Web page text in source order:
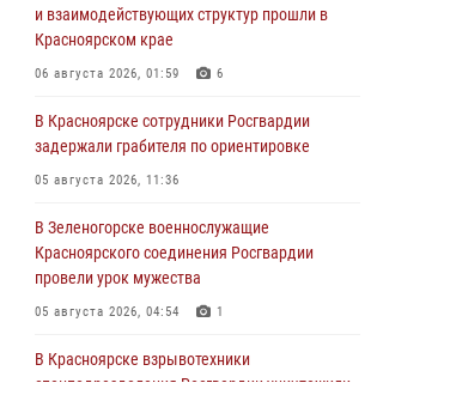
и взаимодействующих структур прошли в
Красноярском крае
06 августа 2026, 01:59 6
В Красноярске сотрудники Росгвардии
задержали грабителя по ориентировке
05 августа 2026, 11:36
В Зеленогорске военнослужащие
Красноярского соединения Росгвардии
провели урок мужества
05 августа 2026, 04:54 1
В Красноярске взрывотехники
спецподразделения Росгвардии уничтожили